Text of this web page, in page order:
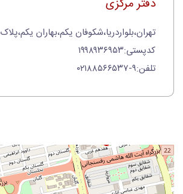
دفتر مرکزی
تهران،بلواردریا،شکوفان یکم،بهاران یکم،پلاک ۳۵
کدپستی:۱۹۹۸۹۳۶۹۵۳
تلفن:۹-۰۲۱۸۸۵۶۶۵۳۷